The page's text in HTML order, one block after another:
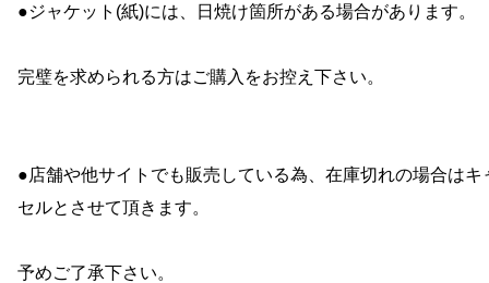
●ジャケット(紙)には、日焼け箇所がある場合があります。
完璧を求められる方はご購入をお控え下さい。
●店舗や他サイトでも販売している為、在庫切れの場合はキ
セルとさせて頂きます。
予めご了承下さい。